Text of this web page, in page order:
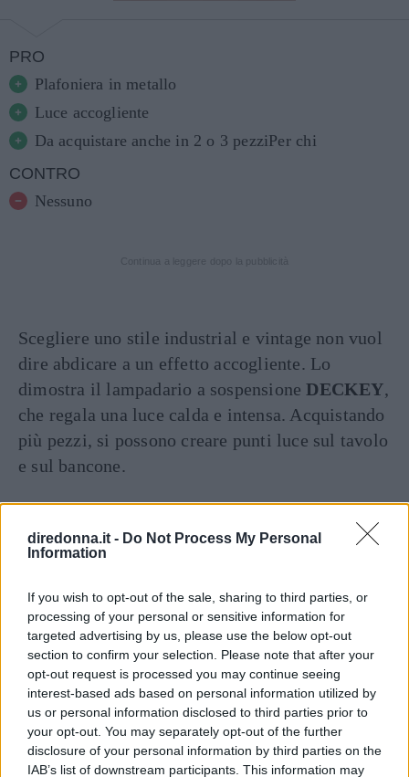
diredonna.it - Do Not Process My Personal
Information
If you wish to opt-out of the sale, sharing to third parties, or
processing of your personal or sensitive information for
targeted advertising by us, please use the below opt-out
section to confirm your selection. Please note that after your
opt-out request is processed you may continue seeing
interest-based ads based on personal information utilized by
us or personal information disclosed to third parties prior to
your opt-out. You may separately opt-out of the further
disclosure of your personal information by third parties on the
IAB’s list of downstream participants. This information may
PRO
Plafoniera in metallo
Luce accogliente
Da acquistare anche in 2 o 3 pezziPer chi
CONTRO
Nessuno
Scegliere uno stile industrial e vintage non vuol
dire abdicare a un effetto accogliente. Lo
dimostra il lampadario a sospensioneDECKEY,
che regala una luce calda e intensa. Acquistando
più pezzi, si possono creare punti luce sul tavolo
e sul bancone.
Paralumi in tessuto